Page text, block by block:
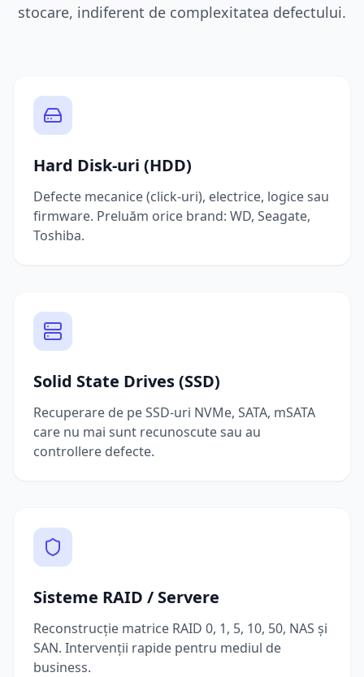
stocare, indiferent de complexitatea defectului.
Hard Disk-uri (HDD)
Defecte mecanice (click-uri), electrice, logice sau
firmware. Preluăm orice brand: WD, Seagate,
Toshiba.
Solid State Drives (SSD)
Recuperare de pe SSD-uri NVMe, SATA, mSATA
care nu mai sunt recunoscute sau au
controllere defecte.
Sisteme RAID / Servere
Reconstrucție matrice RAID 0, 1, 5, 10, 50, NAS și
SAN. Intervenții rapide pentru mediul de
business.